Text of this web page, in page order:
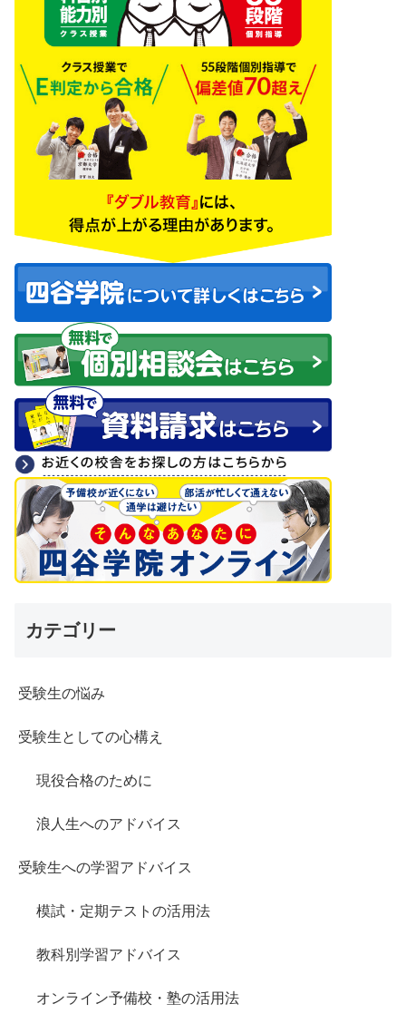
カテゴリー
受験生の悩み
受験生としての心構え
現役合格のために
浪人生へのアドバイス
受験生への学習アドバイス
模試・定期テストの活用法
教科別学習アドバイス
オンライン予備校・塾の活用法